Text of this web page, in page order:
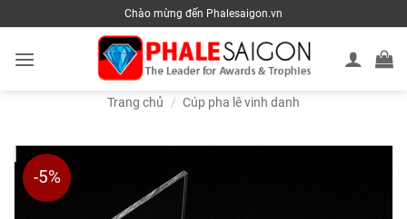
to
content
Chào mừng đến Phalesaigon.vn
Trang chủ / Cúp pha lê vinh danh
-5%